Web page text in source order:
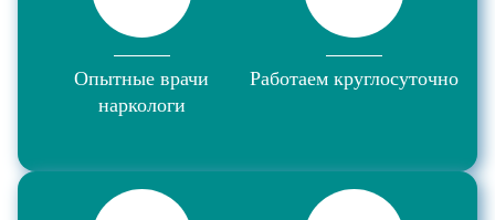
Опытные врачи
наркологи
Работаем круглосуточно